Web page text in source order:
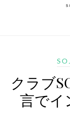
クラブ
言でイ